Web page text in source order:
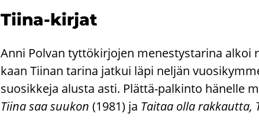
Tiina-​kirjat
Anni Pol­van tyt­tö­kir­jo­jen me­nes­tys­ta­ri­na alkoi
kaan Tii­nan ta­ri­na jat­kui läpi nel­jän
suo­sik­ke­ja alus­ta asti. Plättä-​palkinto hä­nel­le
Tiina saa suu­kon (1981) ja Tai­taa olla rak­kaut­ta,